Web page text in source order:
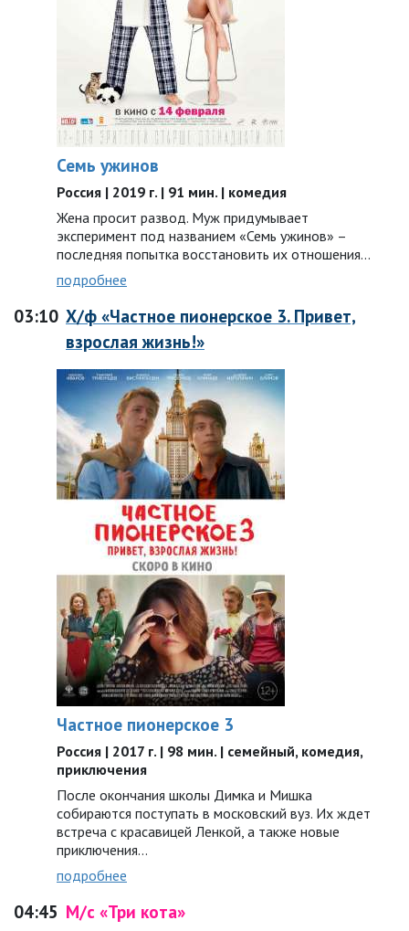
Семь ужинов
Россия | 2019 г. | 91 мин. | комедия
Жена просит развод. Муж придумывает
эксперимент под названием «Семь ужинов» –
последняя попытка восстановить их отношения…
подробнее
03:10 Х/ф «Частное пионерское 3. Привет,
взрослая жизнь!»
Частное пионерское 3
Россия | 2017 г. | 98 мин. | семейный, комедия,
приключения
После окончания школы Димка и Мишка
собираются поступать в московский вуз. Их ждет
встреча с красавицей Ленкой, а также новые
приключения…
подробнее
04:45 М/с «Три кота»